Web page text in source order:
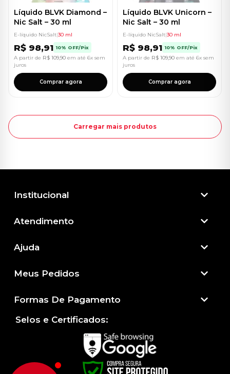
Líquido BLVK Diamond –
Nic Salt – 30 ml
E-líquido NicSalt|30 ml
R$ 98,91 10% OFF/Pix
A partir de R$ 109,90 em até 6x sem
juros
Comprar agora
Líquido BLVK Unicorn –
Nic Salt – 30 ml
E-líquido NicSalt|30 ml
R$ 98,91 10% OFF/Pix
A partir de R$ 109,90 em até 6x sem
juros
Comprar agora
Carregar mais produtos
Institucional
Atendimento​
Ajuda
Meus Pedidos
Formas De Pagamento
Selos e Certificados: